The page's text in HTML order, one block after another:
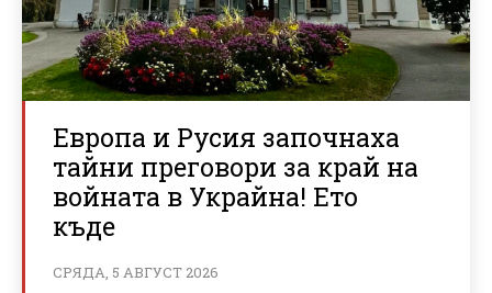
Европа и Русия започнаха
тайни преговори за край на
войната в Украйна! Ето
къде
СРЯДА, 5 АВГУСТ 2026